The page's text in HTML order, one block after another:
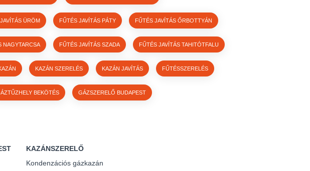
ÜRÖM FŰTÉS JAVÍTÁS PÁTY FŰTÉS JAVÍTÁS ŐRBOTTYÁN
NAGYTARCSA FŰTÉS JAVÍTÁS SZADA FŰTÉS JAVÍTÁS TAHITÓTFALU
KAZÁN SZERELÉS KAZÁN JAVÍTÁS FŰTÉSSZERELÉS
BEKÖTÉS GÁZSZERELŐ BUDAPEST
KAZÁNSZERELŐ
Kondenzációs gázkazán